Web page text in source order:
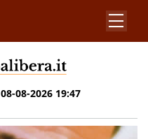
08-08-2026 19:47